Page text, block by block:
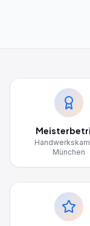
München